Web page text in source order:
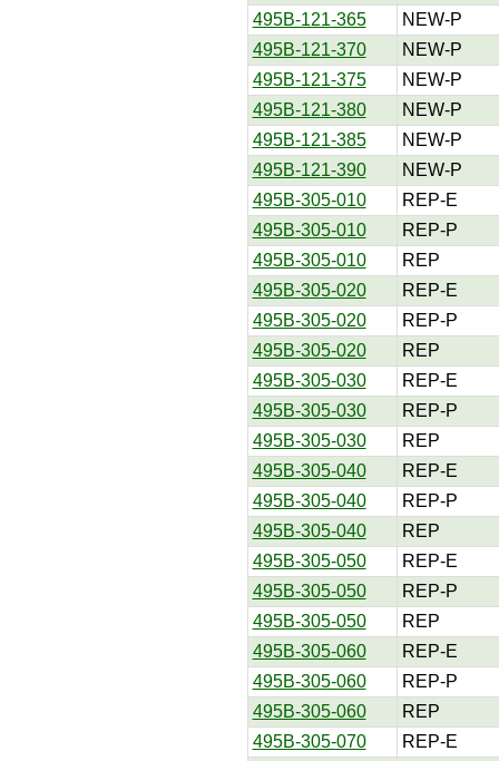
495B-121-365
NEW-P
495B-121-370
NEW-P
495B-121-375
NEW-P
495B-121-380
NEW-P
495B-121-385
NEW-P
495B-121-390
NEW-P
495B-305-010
REP-E
495B-305-010
REP-P
495B-305-010
REP
495B-305-020
REP-E
495B-305-020
REP-P
495B-305-020
REP
495B-305-030
REP-E
495B-305-030
REP-P
495B-305-030
REP
495B-305-040
REP-E
495B-305-040
REP-P
495B-305-040
REP
495B-305-050
REP-E
495B-305-050
REP-P
495B-305-050
REP
495B-305-060
REP-E
495B-305-060
REP-P
495B-305-060
REP
495B-305-070
REP-E